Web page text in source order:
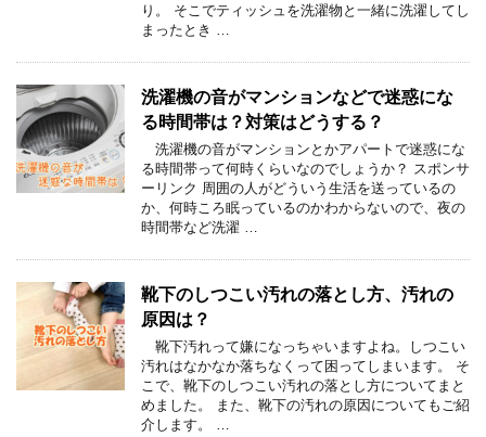
り。 そこでティッシュを洗濯物と一緒に洗濯してし
まったとき …
洗濯機の音がマンションなどで迷惑にな
る時間帯は？対策はどうする？
洗濯機の音がマンションとかアパートで迷惑にな
る時間帯って何時くらいなのでしょうか？ スポンサ
ーリンク 周囲の人がどういう生活を送っているの
か、何時ころ眠っているのかわからないので、夜の
時間帯など洗濯 …
靴下のしつこい汚れの落とし方、汚れの
原因は？
靴下汚れって嫌になっちゃいますよね。しつこい
汚れはなかなか落ちなくって困ってしまいます。 そ
こで、靴下のしつこい汚れの落とし方についてまと
めました。 また、靴下の汚れの原因についてもご紹
介します。 …